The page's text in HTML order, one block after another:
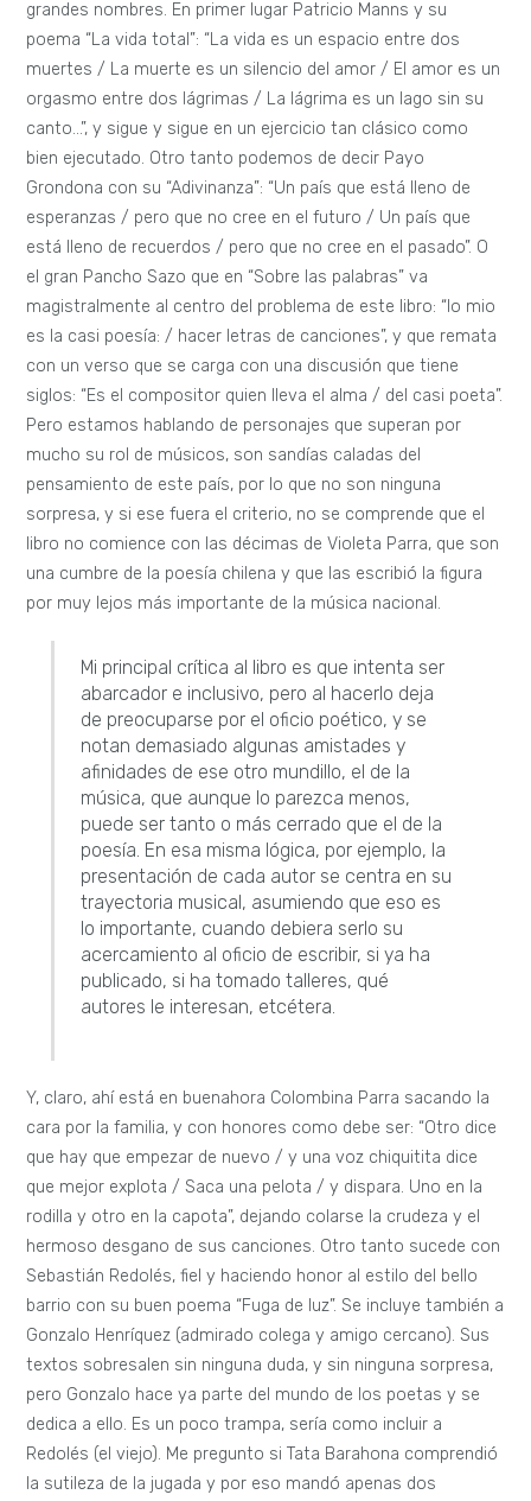
grandes nombres. En primer lugar Patricio Manns y su
poema “La vida total”: “La vida es un espacio entre dos
muertes / La muerte es un silencio del amor / El amor es un
orgasmo entre dos lágrimas / La lágrima es un lago sin su
canto…”, y sigue y sigue en un ejercicio tan clásico como
bien ejecutado. Otro tanto podemos de decir Payo
Grondona con su “Adivinanza”: “Un país que está lleno de
esperanzas / pero que no cree en el futuro / Un país que
está lleno de recuerdos / pero que no cree en el pasado”. O
el gran Pancho Sazo que en “Sobre las palabras” va
magistralmente al centro del problema de este libro: “lo mio
es la casi poesía: / hacer letras de canciones”, y que remata
con un verso que se carga con una discusión que tiene
siglos: “Es el compositor quien lleva el alma / del casi poeta”.
Pero estamos hablando de personajes que superan por
mucho su rol de músicos, son sandías caladas del
pensamiento de este país, por lo que no son ninguna
sorpresa, y si ese fuera el criterio, no se comprende que el
libro no comience con las décimas de Violeta Parra, que son
una cumbre de la poesía chilena y que las escribió la figura
por muy lejos más importante de la música nacional.
Mi principal crítica al libro es que intenta ser
abarcador e inclusivo, pero al hacerlo deja
de preocuparse por el oficio poético, y se
notan demasiado algunas amistades y
afinidades de ese otro mundillo, el de la
música, que aunque lo parezca menos,
puede ser tanto o más cerrado que el de la
poesía. En esa misma lógica, por ejemplo, la
presentación de cada autor se centra en su
trayectoria musical, asumiendo que eso es
lo importante, cuando debiera serlo su
acercamiento al oficio de escribir, si ya ha
publicado, si ha tomado talleres, qué
autores le interesan, etcétera.
Y, claro, ahí está en buenahora Colombina Parra sacando la
cara por la familia, y con honores como debe ser: “Otro dice
que hay que empezar de nuevo / y una voz chiquitita dice
que mejor explota / Saca una pelota / y dispara. Uno en la
rodilla y otro en la capota”, dejando colarse la crudeza y el
hermoso desgano de sus canciones. Otro tanto sucede con
Sebastián Redolés, fiel y haciendo honor al estilo del bello
barrio con su buen poema “Fuga de luz”. Se incluye también a
Gonzalo Henríquez (admirado colega y amigo cercano). Sus
textos sobresalen sin ninguna duda, y sin ninguna sorpresa,
pero Gonzalo hace ya parte del mundo de los poetas y se
dedica a ello. Es un poco trampa, sería como incluir a
Redolés (el viejo). Me pregunto si Tata Barahona comprendió
la sutileza de la jugada y por eso mandó apenas dos